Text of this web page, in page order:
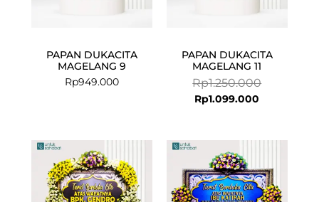
PAPAN DUKACITA
MAGELANG 9
Rp949.000
PAPAN DUKACITA
MAGELANG 11
Rp1.250.000
Rp1.099.000
was:
Rp950.000.
is:
Rp799.000.